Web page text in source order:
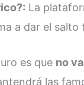
La
a dar el
es que no
las